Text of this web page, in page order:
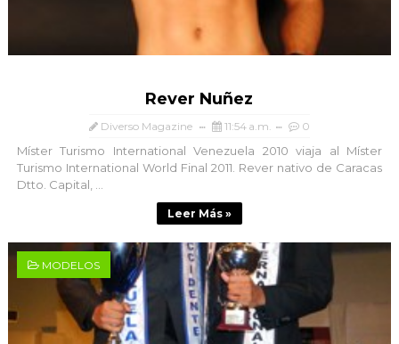
Rever Nuñez
Diverso Magazine 11:54 a.m. 0
Míster Turismo International Venezuela 2010 viaja al Míster
Turismo International World Final 2011. Rever nativo de Caracas
Dtto. Capital, ...
Leer Más »
MODELOS